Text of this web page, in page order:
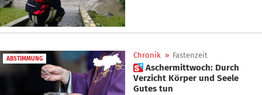
ABSTIMMUNG Chronik » Fastenzeit
 Aschermittwoch: Durch
Verzicht Körper und Seele
Gutes tun